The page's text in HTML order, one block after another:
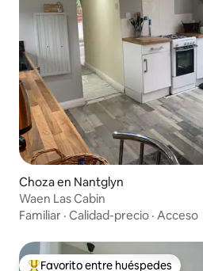
Choza en Nantglyn
Waen Las Cabin
Familiar · Calidad-precio · Acceso
Favorito entre huéspedes